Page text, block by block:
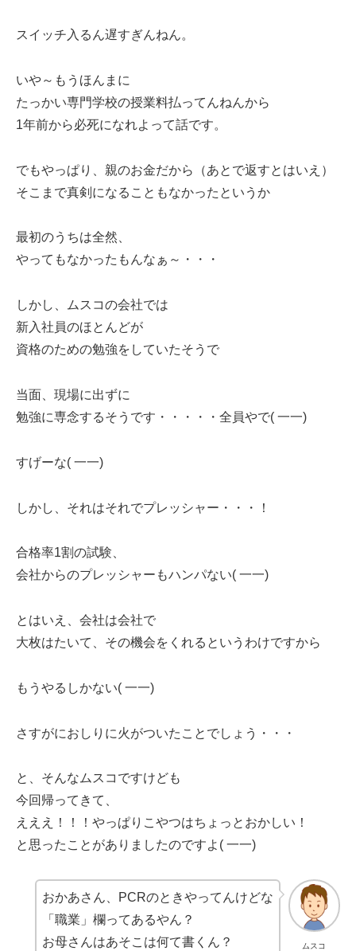
スイッチ入るん遅すぎんねん。
いや～もうほんまに
たっかい専門学校の授業料払ってんねんから
1年前から必死になれよって話です。
でもやっぱり、親のお金だから（あとで返すとはいえ）
そこまで真剣になることもなかったというか
最初のうちは全然、
やってもなかったもんなぁ～・・・
しかし、ムスコの会社では
新入社員のほとんどが
資格のための勉強をしていたそうで
当面、現場に出ずに
勉強に専念するそうです・・・・・全員やで( 一一)
すげーな( 一一)
しかし、それはそれでプレッシャー・・・！
合格率1割の試験、
会社からのプレッシャーもハンパない( 一一)
とはいえ、会社は会社で
大枚はたいて、その機会をくれるというわけですから
もうやるしかない( 一一)
さすがにおしりに火がついたことでしょう・・・
と、そんなムスコですけども
今回帰ってきて、
えええ！！！やっぱりこやつはちょっとおかしい！
と思ったことがありましたのですよ( 一一)
ムスコ
おかあさん、PCRのときやってんけどな
「職業」欄ってあるやん？
お母さんはあそこは何て書くん？